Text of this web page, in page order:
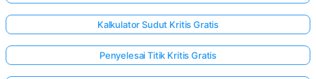
Kalkulator Sudut Kritis Gratis
Penyelesai Titik Kritis Gratis